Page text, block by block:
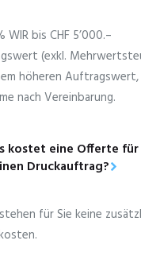
WIR bis CHF 5’000.–
(exkl.
höheren Auftragswert,
nach Vereinbarung.
kostet eine Offerte für
Druckauftrag?
für Sie keine